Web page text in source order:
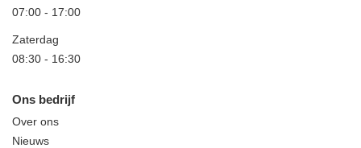
07:00 - 17:00
Zaterdag
08:30 - 16:30
Ons bedrijf
Over ons
Nieuws